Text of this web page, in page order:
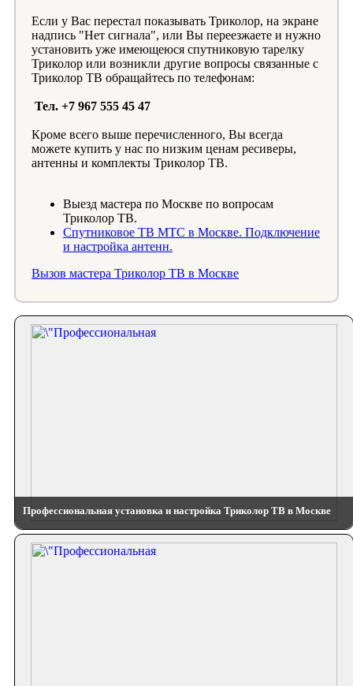
Если у Вас перестал показывать Триколор, на экране
надпись "Нет сигнала", или Вы переезжаете и нужно
установить уже имеющеюся спутниковую тарелку
Триколор или возникли другие вопросы связанные с
Триколор ТВ обращайтесь по телефонам:
Тел. +7 967 555 45 47
Кроме всего выше перечисленного, Вы всегда
можете купить у нас по низким ценам ресиверы,
антенны и комплекты Триколор ТВ.
Выезд мастера по Москве по вопросам
Триколор ТВ.
Спутниковое ТВ МТС в Москве. Подключение
и настройка антенн.
Вызов мастера Триколор ТВ в Москве
Профессиональная установка и настройка Триколор ТВ в Москве